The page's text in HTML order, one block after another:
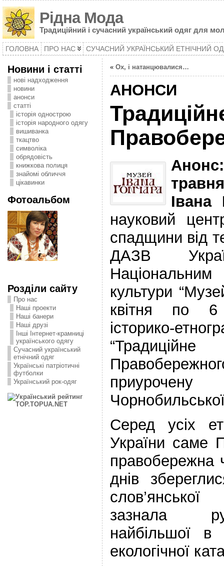
Рідна Мода
Традиційний і сучасний український одяг для
ГОЛОВНА ПРО НАС СУЧАСНИЙ УКРАЇНСЬКИЙ ЕТНІЧНИЙ
Новини і статті
нові надходження
новини
анонси
статті
історія однострою
історія народного одягу
вишиванка
ткацтво
символіка
oбрядовість
книжкова полиця
знайомі обличчя
цікавинки
Фотоальбом
Розділи сайту
Про нас
Наші проекти
Наші банери
Наші друзі
Інші Інтернет-крамниці
українського одягу
Сучасний український
етнічний одяг
Українські патріотичні
футболки
Український рок-одяг
« Ох, і натанцювалися…
АНОНСИ
Івана
науковий
спадщини від
ДАЗВ
культури
квітня по 6
історико-
Серед усіх
України саме
правобережна
днів
зазнала
найбільшої в
екологічної